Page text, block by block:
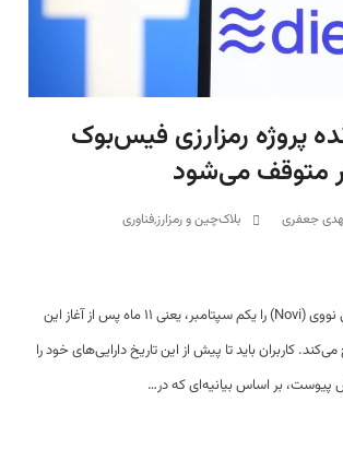
پروژه رمزارزی فیس‌بوک
متوقف می‌شود
جعفری بلاک‌چین و رمزارز,فناوری
متا، کیف‌پول دیجیتالی نووی (Novi) را یکم سپتامبر، یعنی ۱۱ ماه پس از آغاز این
کاربران باید تا پیش از این تاریخ دارایی‌های خود را
پیوست، بر اساس بیانیه‌ای که در…